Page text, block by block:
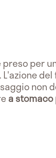
preso per
non
a stomaco